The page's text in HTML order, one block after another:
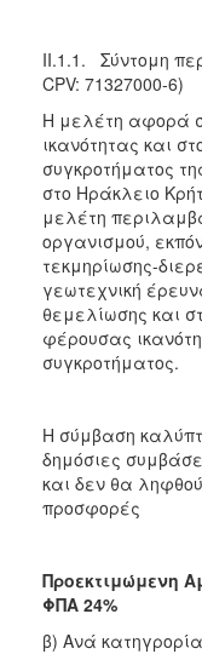
II.1.1. Σύντομη
CPV: 71327000-6)
Η μελέτη αφορά
ικανότητας και
συγκροτήματος
στο Ηράκλειο
μελέτη
οργανισμού,
τεκμηρίωσης-
γεωτεχνική
θεμελίωσης και
φέρουσας
συγκροτήματος.
Η σύμβαση
δημόσιες
και δεν θα
προσφορές
Προεκτιμώμενη
ΦΠΑ 24%
β) Ανά